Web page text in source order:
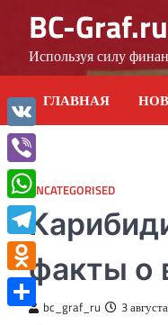
content
BC-Graf.ru
Используя силу
ГЛАВНАЯ
UNCATEGORISED
факты о
bc_graf_ru 3
VK
Viber
WhatsApp
Telegram
Odnoklassniki
Отправить